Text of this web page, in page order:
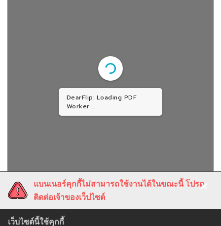
DearFlip: Loading PDF
Worker ...
EFFECTIVENESS OF A
CRANBERRY (VACCINIUM
แบนเนอร์คุกกี้ไม่สามารถใช้งานได้ในขณะนี้ โปรด
ติดต่อเจ้าของเว็ปไซต์
เว็บไซต์นี้ใช้คุกกี้